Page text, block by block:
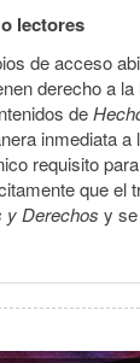
lectores
de acceso
derecho a
de
inmediata a
requisito
que el
y Derechos y